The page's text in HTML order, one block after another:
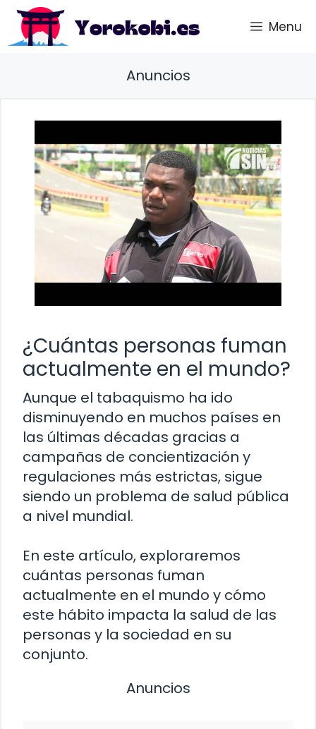
Saltar
contenido
Menu
Anuncios
¿Cuántas personas fuman
actualmente en el mundo?
Aunque el tabaquismo ha ido
disminuyendo en muchos países en
las últimas décadas gracias a
campañas de concientización y
regulaciones más estrictas, sigue
siendo un problema de salud pública
a nivel mundial.
En este artículo, exploraremos
cuántas personas fuman
actualmente en el mundo y cómo
este hábito impacta la salud de las
personas y la sociedad en su
conjunto.
Anuncios